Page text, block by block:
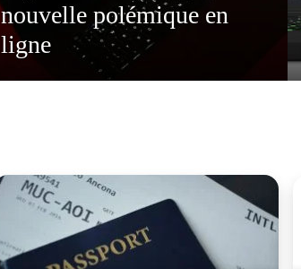
offres d’abonnement et
astuces pour économiser